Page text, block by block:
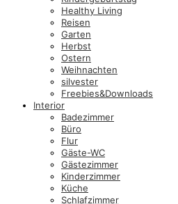
Healthy Living
Reisen
Garten
Herbst
Ostern
Weihnachten
silvester
Freebies&Downloads
Interior
Badezimmer
Büro
Flur
Gäste-WC
Gästezimmer
Kinderzimmer
Küche
Schlafzimmer